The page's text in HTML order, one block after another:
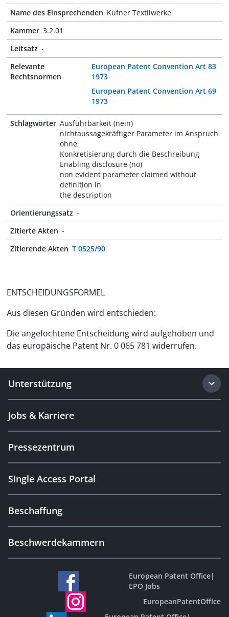
Name des Einsprechenden Kufner Textilwerke
Kammer 3.2.01
Leitsatz -
Relevante
Rechtsnormen
European Patent Convention Art 83
1973
European Patent Convention Art 69
1973
Schlagwörter Ausführbarkeit (nein)
nichtaussagekräftiger Parameter im Anspruch
ohne
Konkretisierung durch die Beschreibung
Enabling disclosure (no)
non evident parameter claimed without
definition in
the description
Orientierungssatz -
Zitierte Akten -
Zitierende Akten T 0525/90
ENTSCHEIDUNGSFORMEL
Aus diesen Gründen wird entschieden:
Die angefochtene Entscheidung wird aufgehoben und
das europäische Patent Nr. 0 065 781 widerrufen.
Unterstützung
Jobs & Karriere
Pressezentrum
Single Access Portal
Beschaffung
Beschwerdekammern
European Patent Office|
EPO Jobs
EuropeanPatentOffice